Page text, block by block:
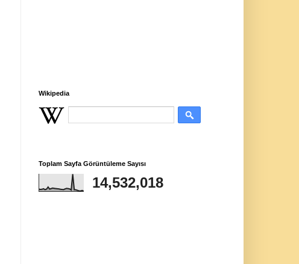
Wikipedia
Toplam Sayfa Görüntüleme Sayısı
14,532,018